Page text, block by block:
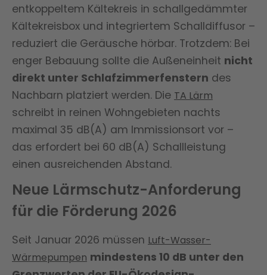
entkoppeltem Kältekreis in schallgedämmter
Kältekreisbox und integriertem Schalldiffusor –
reduziert die Geräusche hörbar. Trotzdem: Bei
enger Bebauung sollte die Außeneinheit nicht
direkt unter Schlafzimmerfenstern des
Nachbarn platziert werden. Die TA Lärm
schreibt in reinen Wohngebieten nachts
maximal 35 dB(A) am Immissionsort vor –
das erfordert bei 60 dB(A) Schallleistung
einen ausreichenden Abstand.
Neue Lärmschutz-Anforderung
für die Förderung 2026
Seit Januar 2026 müssen Luft-Wasser-
Wärmepumpen mindestens 10 dB unter den